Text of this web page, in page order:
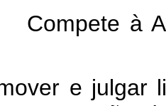
à
e julgar